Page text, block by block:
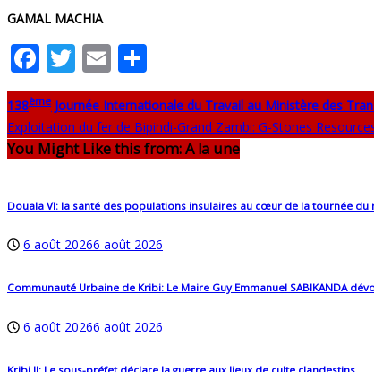
GAMAL MACHIA
Facebook
Twitter
Email
138ème Journée Internationale du Travail au Ministère des
Exploitation du fer de Bipindi-Grand Zambi: G-Stones
You Might Like this from: A la une
Douala VI: la santé des populations insulaires au cœur de la tournée du
6 août 20266 août 2026
Communauté Urbaine de Kribi: Le Maire Guy Emmanuel SABIKANDA
6 août 20266 août 2026